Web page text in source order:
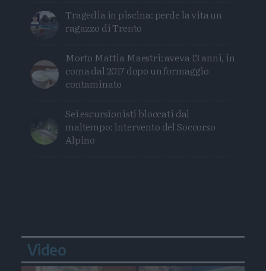
Tragedia in piscina: perde la vita un
ragazzo di Trento
Morto Mattia Maestri: aveva 13 anni, in
coma dal 2017 dopo un formaggio
contaminato
Sei escursionisti bloccati dal
maltempo: intervento del Soccorso
Alpino
Video